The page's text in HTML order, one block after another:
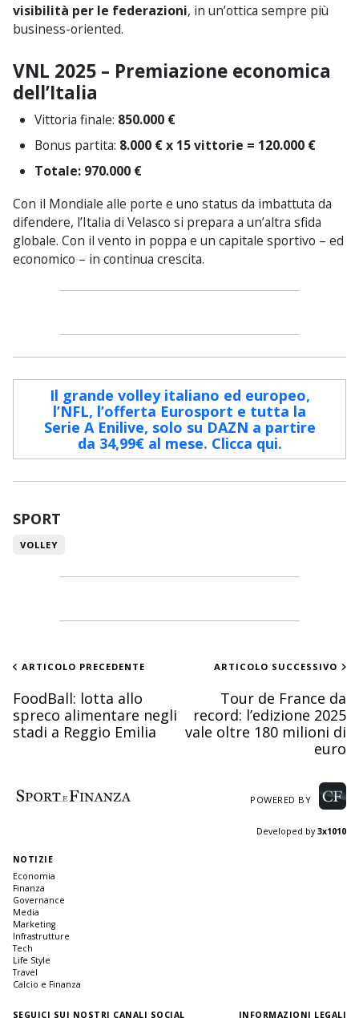
visibilità per le federazioni, in un’ottica sempre più
business-oriented.
VNL 2025 – Premiazione economica
dell’Italia
Vittoria finale: 850.000 €
Bonus partita: 8.000 € x 15 vittorie = 120.000 €
Totale: 970.000 €
Con il Mondiale alle porte e uno status da imbattuta da
difendere, l’Italia di Velasco si prepara a un’altra sfida
globale. Con il vento in poppa e un capitale sportivo – ed
economico – in continua crescita.
Il grande volley italiano ed europeo,
l’NFL, l’offerta Eurosport e tutta la
Serie A Enilive, solo su DAZN a partire
da 34,99€ al mese. Clicca qui.
SPORT
VOLLEY
ARTICOLO PRECEDENTE
FoodBall: lotta allo
spreco alimentare negli
stadi a Reggio Emilia
ARTICOLO SUCCESSIVO
Tour de France da
record: l’edizione 2025
vale oltre 180 milioni di
euro
POWERED BY
Developed by3x1010
NOTIZIE
Economia
Finanza
Governance
Media
Marketing
Infrastrutture
Tech
Life Style
Travel
Calcio e Finanza
SEGUICI SUI NOSTRI CANALI SOCIAL INFORMAZIONI LEGALI